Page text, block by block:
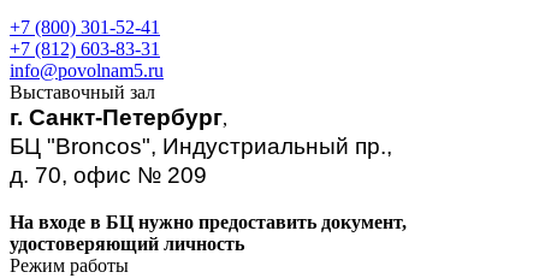
+7 (800) 301-52-41
+7 (812) 603-83-31
info@povolnam5.ru
Выставочный зал
г. Санкт-Петербург,
БЦ "Broncos", Индустриальный пр.,
д. 70, офис № 209
На входе в БЦ нужно предоставить документ,
удостоверяющий личность
Режим работы